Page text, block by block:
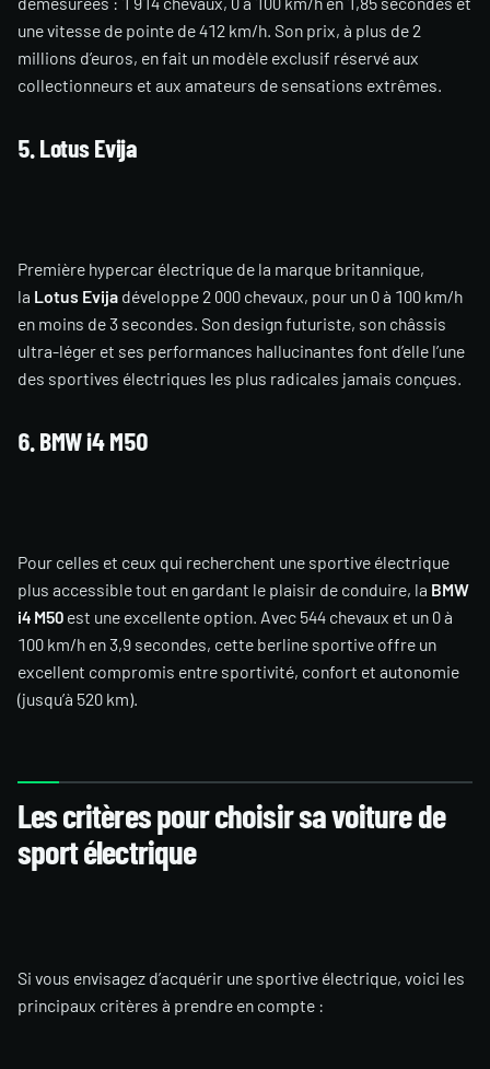
une vitesse de pointe de 412 km/h. Son prix, à plus de 2
millions d’euros, en fait un modèle exclusif réservé aux
collectionneurs et aux amateurs de sensations extrêmes.
5. Lotus Evija
Première hypercar électrique de la marque britannique,
la Lotus Evijadéveloppe 2 000 chevaux, pour un 0 à 100 km/h
en moins de 3 secondes. Son design futuriste, son châssis
ultra-léger et ses performances hallucinantes font d’elle l’une
des sportives électriques les plus radicales jamais conçues.
6. BMW i4 M50
Pour celles et ceux qui recherchent une sportive électrique
plus accessible tout en gardant le plaisir de conduire, la BMW
i4 M50est une excellente option. Avec 544 chevaux et un 0 à
100 km/h en 3,9 secondes, cette berline sportive offre un
excellent compromis entre sportivité, confort et autonomie
(jusqu’à 520 km).
Les critères pour choisir sa voiture de
sport électrique
Si vous envisagez d’acquérir une sportive électrique, voici les
principaux critères à prendre en compte :